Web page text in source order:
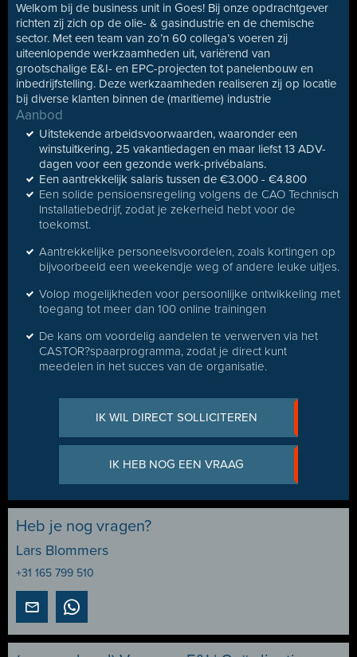
Welkom bij de business unit in Goes! Bij onze opdrachtgever
richten zij zich op de olie- & gasindustrie en de chemische
sector. Met een team van zo’n 60 collega’s voeren zij
uiteenlopende werkzaamheden uit, variërend van
grootschalige E&I- en EPC-projecten tot panelenbouw en
inbedrijfstelling. Deze werkzaamheden realiseren zij op locatie
bij diverse klanten binnen de (maritieme) industrie
Aanbod
Uitstekende arbeidsvoorwaarden, waaronder een
winstuitkering, 25 vakantiedagen en maar liefst 13 ADV-
dagen voor een gezonde werk-privébalans.
Een aantrekkelijk salaris tussen de €3.000 - €4.800
Een solide pensioensregeling volgens de CAO Technisch
Installatiebedrijf, zodat je zekerheid hebt voor de
toekomst.
Aantrekkelijke personeelsvoordelen, zoals kortingen op
bijvoorbeeld een weekendje weg of andere leuke uitjes.
Volop mogelijkheden voor persoonlijke ontwikkeling met
toegang tot meer dan 100 online trainingen
De kans om voordelig aandelen te verwerven via het
CASTOR?spaarprogramma, zodat je direct kunt
meedelen in het succes van de organisatie.
IK WIL DIRECT SOLLICITEREN
IK HEB NOG EEN VRAAG
Heb je nog vragen?
Lars Blommers
+31 165 799 510